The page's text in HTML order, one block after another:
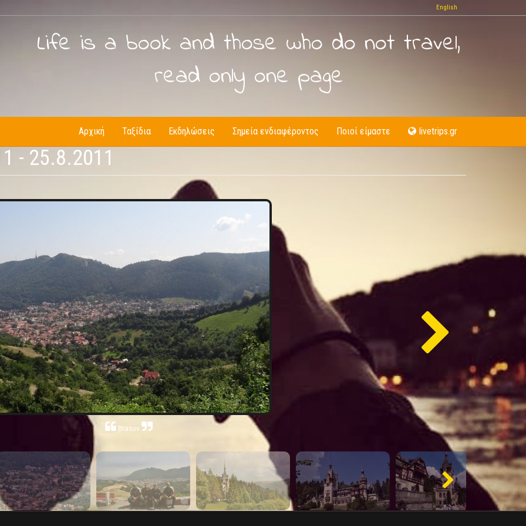
English
Life is a book and those who do not travel,
read only one page
Αρχική Ταξίδια Εκδηλώσεις Σημεία ενδιαφέροντος Ποιοί είμαστε livetrips.gr
- 25.8.2011
Brasov